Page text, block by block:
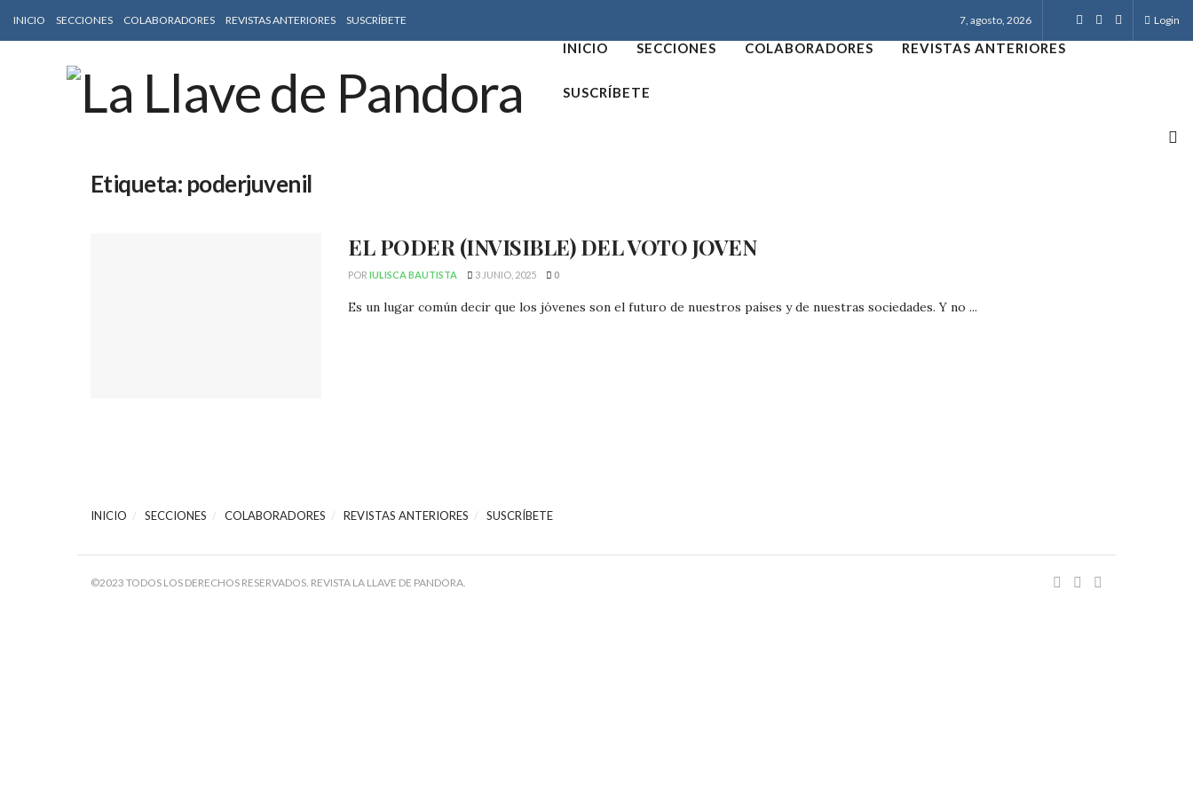
INICIO SECCIONES COLABORADORES REVISTAS ANTERIORES SUSCRÍBETE 7, agosto, 2026 Login
INICIO SECCIONES COLABORADORES REVISTAS ANTERIORES
SUSCRÍBETE
Etiqueta: poderjuvenil
EL PODER (INVISIBLE) DEL VOTO JOVEN
POR IULISCA BAUTISTA 3 JUNIO, 2025 0
Es un lugar común decir que los jóvenes son el futuro de nuestros países y de nuestras sociedades. Y no ...
INICIO SECCIONES COLABORADORES REVISTAS ANTERIORES SUSCRÍBETE
©2023 TODOS LOS DERECHOS RESERVADOS. REVISTA LA LLAVE DE PANDORA.